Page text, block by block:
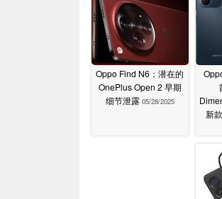
Oppo Find N6：潜在的
OnePlus Open 2 早期
细节泄露 05/28/2025
新